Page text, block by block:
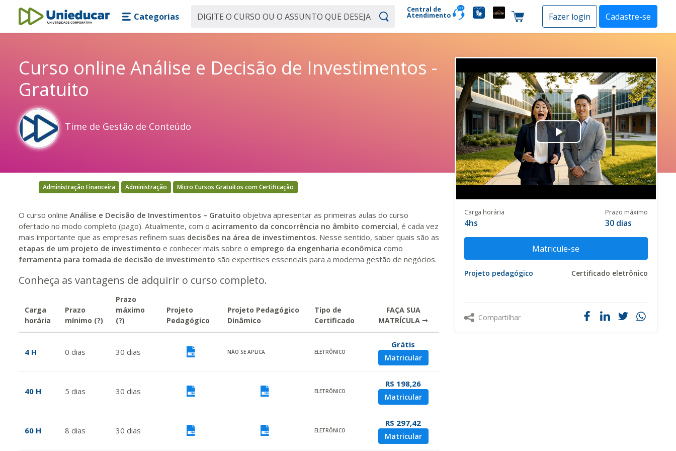
Skip main navigation
Skip to main content
Unieducar
Categorias
Central de
Atendimento Carrinho de compras
Fazer login Cadastre-se
Curso online Análise e Decisão de Investimentos -
Gratuito
Time de Gestão de Conteúdo
Play
Video
Carga horária
4hs
Prazo máximo
30 dias
Matricule-se
Projeto pedagógico Certificado eletrônico
Compartilhar
Administração Financeira Administração Micro Cursos Gratuitos com Certificação
O curso online Análise e Decisão de Investimentos – Gratuito objetiva apresentar as primeiras aulas do curso
ofertado no modo completo (pago). Atualmente, com o acirramento da concorrência no âmbito comercial, é cada vez
mais importante que as empresas refinem suas decisões na área de investimentos. Nesse sentido, saber quais são as
etapas de um projeto de investimento e conhecer mais sobre o emprego da engenharia econômica como
ferramenta para tomada de decisão de investimento são expertises essenciais para a moderna gestão de negócios.
Conheça as vantagens de adquirir o curso completo.
Carga
horária
Prazo
mínimo (?)
Prazo
máximo
(?)
Projeto
Pedagógico
Projeto Pedagógico
Dinâmico
Tipo de
Certificado
FAÇA SUA
MATRÍCULA →
4 H 0 dias 30 dias Visualizar
NÃO SE APLICA ELETRÔNICO
Grátis
Matricular
40 H 5 dias 30 dias Visualizar
ELETRÔNICO
R$ 198,26
Matricular
60 H 8 dias 30 dias Visualizar
ELETRÔNICO
R$ 297,42
Matricular